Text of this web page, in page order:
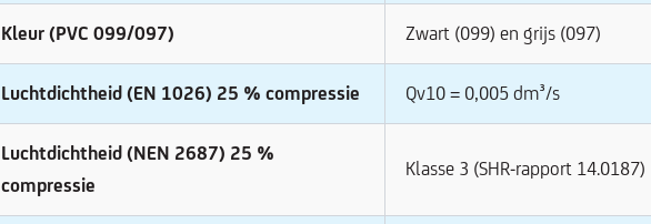
Kleur (PVC 099/097) Zwart (099) en grijs (097)
Luchtdichtheid (EN 1026) 25 % compressie Qv10 = 0,005 dm³/s
Luchtdichtheid (NEN 2687) 25 %
compressie
Klasse 3 (SHR-rapport 14.0187)